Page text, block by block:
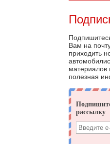
Вам на
приходить
материалов
полезная